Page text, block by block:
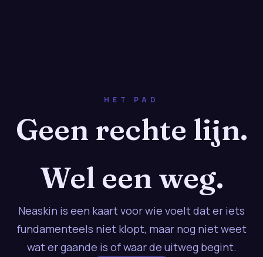
HET PAD
Geen rechte lijn.
Wel een weg.
Neaskin is een kaart voor wie voelt dat er iets
fundamenteels niet klopt, maar nog niet weet
wat er gaande is of waar de uitweg begint.